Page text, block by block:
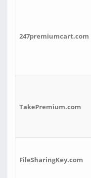
247premiumcart.com
TakePremium.com
FileSharingKey.com